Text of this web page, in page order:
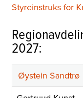
Styreinstruks for
2027:
Øystein Sandtrø